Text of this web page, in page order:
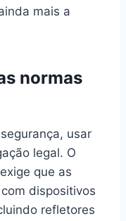
mais a
normas
usar
legal. O
que as
dispositivos
refletores